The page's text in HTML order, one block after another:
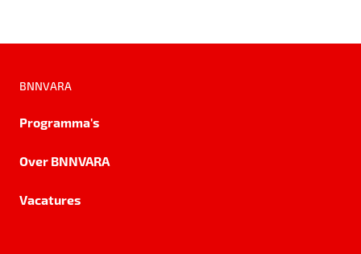
BNNVARA
Programma's
Over BNNVARA
Vacatures